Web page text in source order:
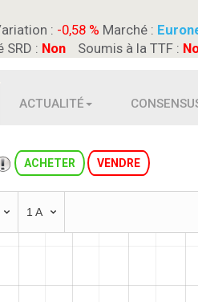
: -0,58 % Marché :
SRD : Non Soumis à la TTF :
ACTUALITÉ
ACHETER VENDRE